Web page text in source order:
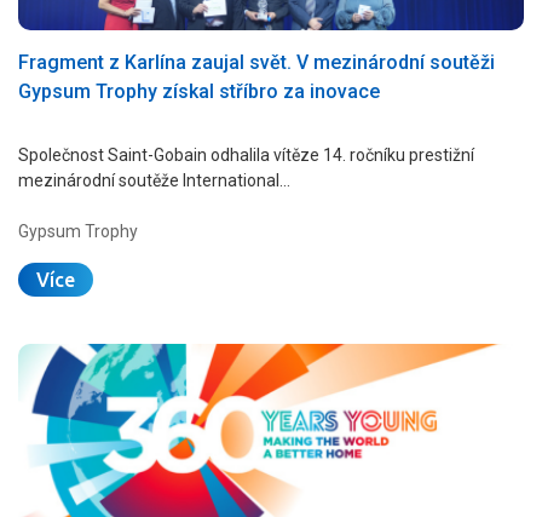
Fragment z Karlína zaujal svět. V mezinárodní soutěži
Gypsum Trophy získal stříbro za inovace
Společnost Saint-Gobain odhalila vítěze 14. ročníku prestižní
mezinárodní soutěže International…
Gypsum Trophy
Více